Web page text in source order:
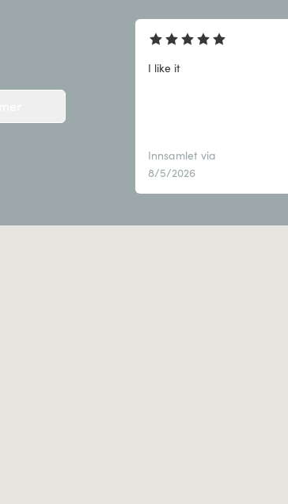
I like it
Innsamlet via
8/5/2026